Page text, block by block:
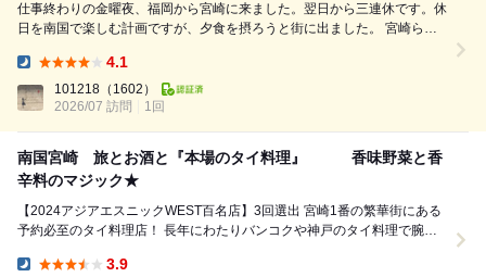
仕事終わりの金曜夜、福岡から宮崎に来ました。翌日から三連休です。休
日を南国で楽しむ計画ですが、夕食を摂ろうと街に出ました。 宮崎らし
ってないので、軽く済まそうとこちらに行ってみました。複数の飲食店が
入る古いビルの2階。知らないと入ら...
4.1
101218 （1602）
2026/07 訪問
1回
南国宮崎 旅とお酒と『本場のタイ料理』 香味野菜と香
辛料のマジック★
【2024アジアエスニックWEST百名店】3回選出 宮崎1番の繁華街にある
予約必至のタイ料理店！ 長年にわたりバンコクや神戸のタイ料理で腕を
3.9